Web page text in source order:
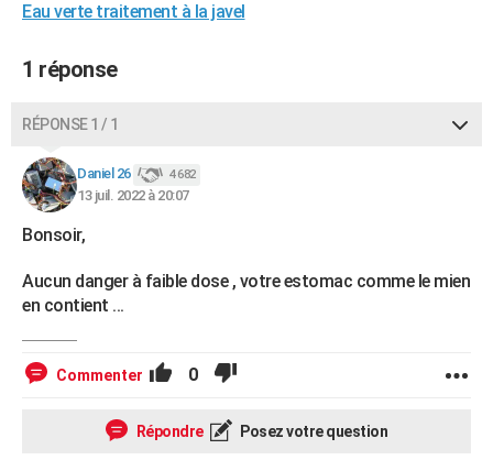
FORUM
Bricolage
Lifestyle
Culture
Sport
Auto
Television
Voyage
Cinema
Eau verte traitement à la javel
1 réponse
RÉPONSE 1 / 1
Daniel 26 4 682
13 juil. 2022 à 20:07
Bonsoir,
Aucun danger à faible dose , votre estomac comme le mien
en contient ...
Commenter 0
Répondre Posez votre question